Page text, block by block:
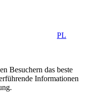
PL
Besuchern das beste
Informationen